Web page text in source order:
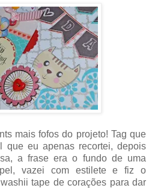
mais fofos do projeto! Tag que
que eu apenas recortei, depois
a frase era o fundo de uma
vazei com estilete e fiz o
tape de corações para dar